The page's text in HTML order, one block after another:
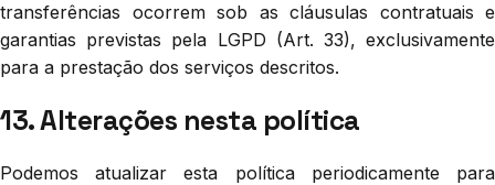
transferências ocorrem sob as cláusulas contratuais e
garantias previstas pela LGPD (Art. 33), exclusivamente
para a prestação dos serviços descritos.
13. Alterações nesta política
Podemos atualizar esta política periodicamente para